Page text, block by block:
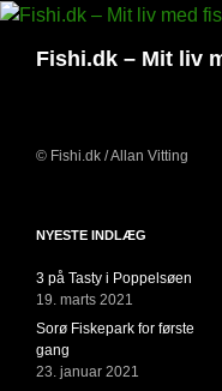
Hop
indholdFishi.dk – Mit liv
© Fishi.dk / Allan Vitting
NYESTE INDLÆG
3 på Tasty i Poppelsøen
19. marts 2021
Sorø Fiskepark for første
gang
23. januar 2021